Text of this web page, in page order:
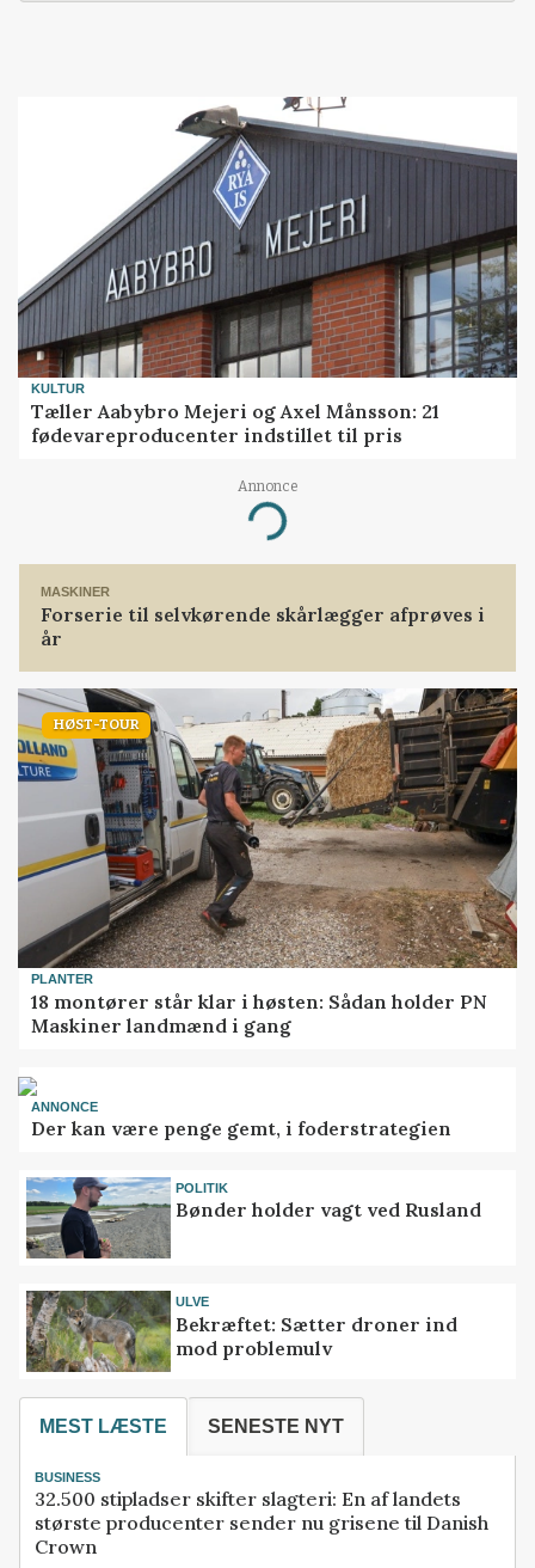
KULTUR
Tæller Aabybro Mejeri og Axel Månsson: 21
fødevareproducenter indstillet til pris
Annonce
Loading...
MASKINER
Forserie til selvkørende skårlægger afprøves i
år
HØST-TOUR
PLANTER
18 montører står klar i høsten: Sådan holder PN
Maskiner landmænd i gang
ANNONCE
Der kan være penge gemt, i foderstrategien
POLITIK
Bønder holder vagt ved Rusland
ULVE
Bekræftet: Sætter droner ind
mod problemulv
MEST LÆSTE SENESTE NYT
BUSINESS
32.500 stipladser skifter slagteri: En af landets
største producenter sender nu grisene til Danish
Crown